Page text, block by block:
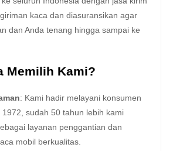
kaca dan diasuransikan agar
dan Anda tenang hingga sampai ke
Memilih Kami?
: Kami hadir melayani konsumen
1972, sudah 50 tahun lebih kami
layanan penggantian dan
mobil berkualitas.